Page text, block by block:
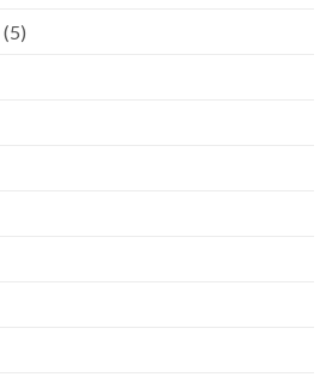
(5)